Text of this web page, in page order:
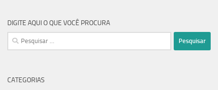
DIGITE AQUI O QUE VOCÊ PROCURA
CATEGORIAS